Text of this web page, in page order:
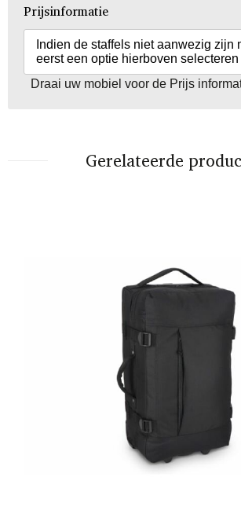
Prijsinformatie
Indien de staffels niet aanwezig zijn
eerst een optie hierboven selecteren
Draai uw mobiel voor de Prijs
Gerelateerde